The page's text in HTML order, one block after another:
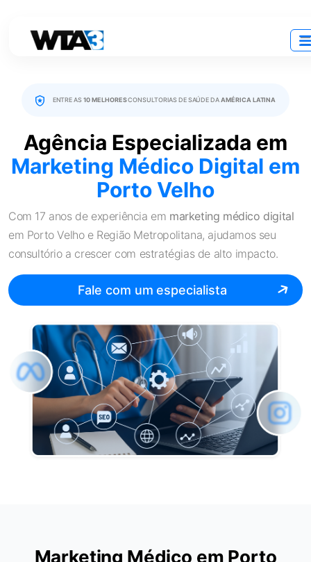
ENTRE AS10 MELHORESCONSULTORIAS DE SAÚDE DAAMÉRICA LATINA
Agência Especializada em
Marketing Médico Digital em
Porto Velho
Com 17 anos de experiência em marketing médico digital
em Porto Velho e Região Metropolitana, ajudamos seu
consultório a crescer com estratégias de alto impacto.
Fale com um especialista
Marketing Médico em Porto